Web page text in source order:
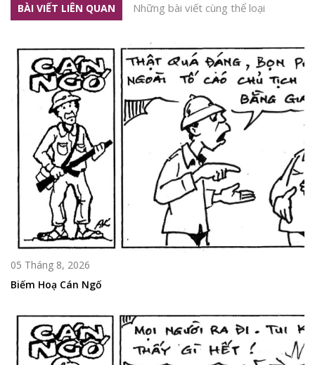
BÀI VIẾT LIÊN QUAN Những bài viết cùng thể loại
05 Tháng 8, 2026
Biếm Hoạ Cán Ngố